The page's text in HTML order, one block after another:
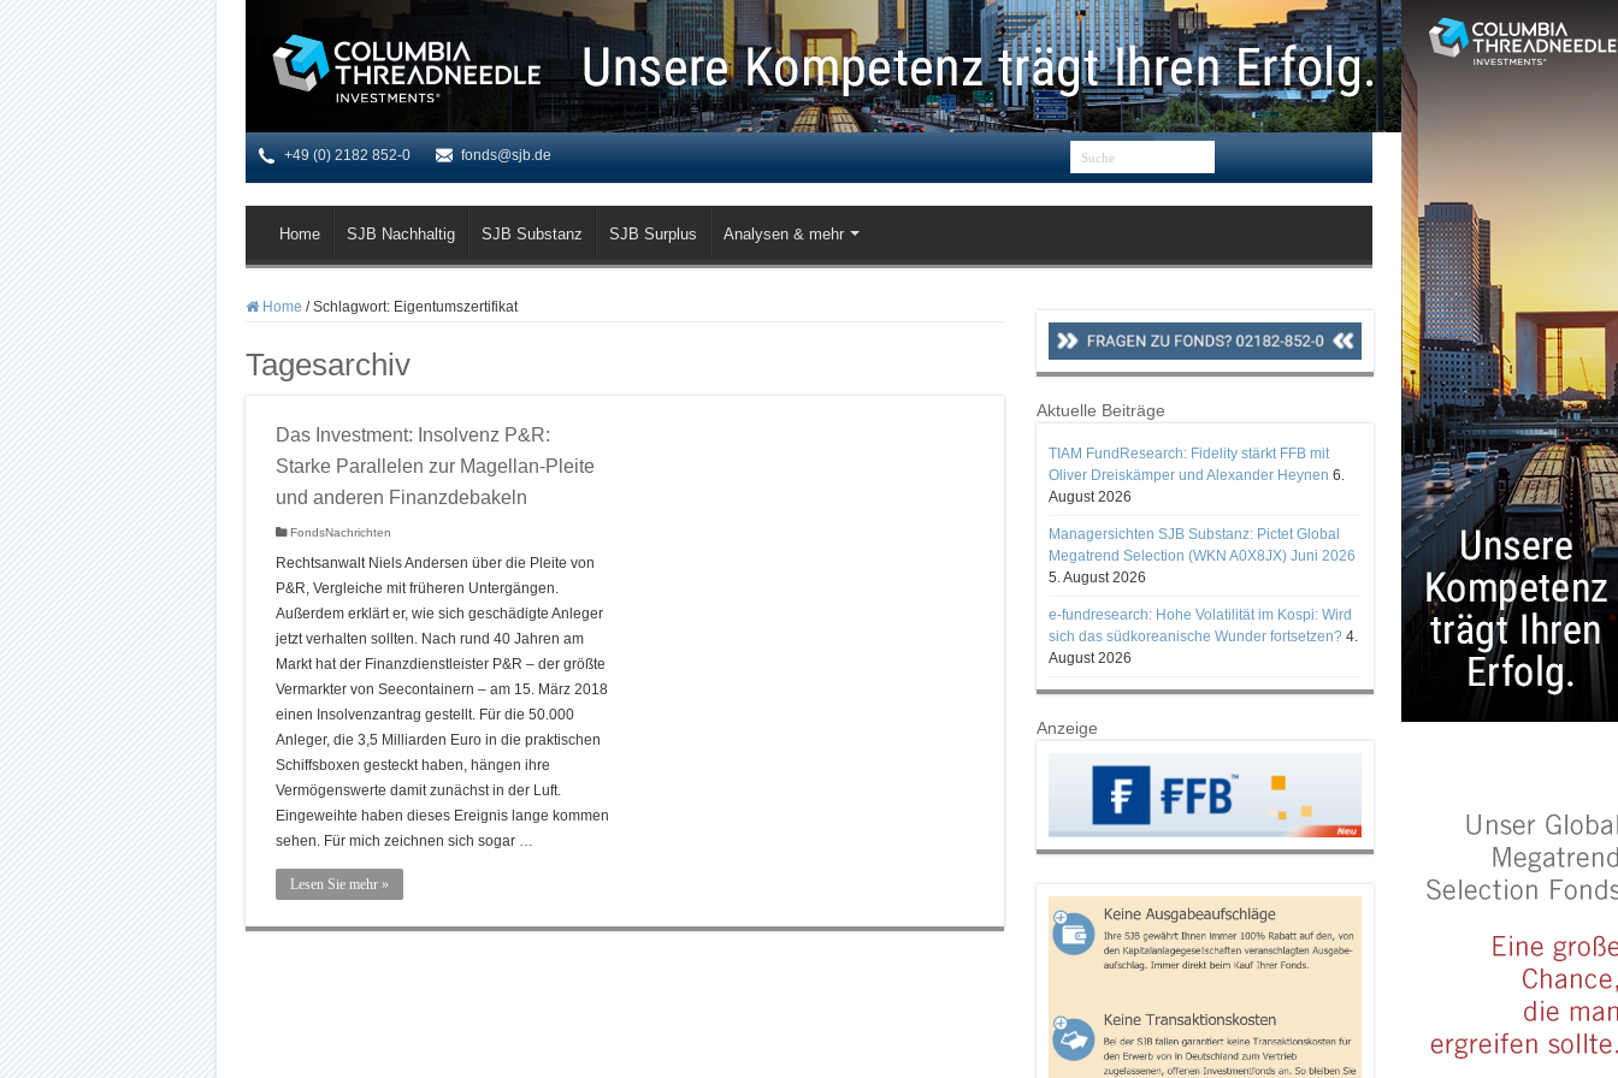
+49 (0) 2182 852-0 fonds@sjb.de
Home SJB Nachhaltig SJB Substanz SJB Surplus Analysen & mehr
Home / Schlagwort: Eigentumszertifikat
Tagesarchiv
Das Investment: Insolvenz P&R:
Starke Parallelen zur Magellan-Pleite
und anderen Finanzdebakeln
FondsNachrichten
Rechtsanwalt Niels Andersen über die Pleite von
P&R, Vergleiche mit früheren Untergängen.
Außerdem erklärt er, wie sich geschädigte Anleger
jetzt verhalten sollten. Nach rund 40 Jahren am
Markt hat der Finanzdienstleister P&R – der größte
Vermarkter von Seecontainern – am 15. März 2018
einen Insolvenzantrag gestellt. Für die 50.000
Anleger, die 3,5 Milliarden Euro in die praktischen
Schiffsboxen gesteckt haben, hängen ihre
Vermögenswerte damit zunächst in der Luft.
Eingeweihte haben dieses Ereignis lange kommen
sehen. Für mich zeichnen sich sogar …
Lesen Sie mehr »
Aktuelle Beiträge
TIAM FundResearch: Fidelity stärkt FFB mit
Oliver Dreiskämper und Alexander Heynen 6.
August 2026
Managersichten SJB Substanz: Pictet Global
Megatrend Selection (WKN A0X8JX) Juni 2026
5. August 2026
e-fundresearch: Hohe Volatilität im Kospi: Wird
sich das südkoreanische Wunder fortsetzen? 4.
August 2026
Anzeige